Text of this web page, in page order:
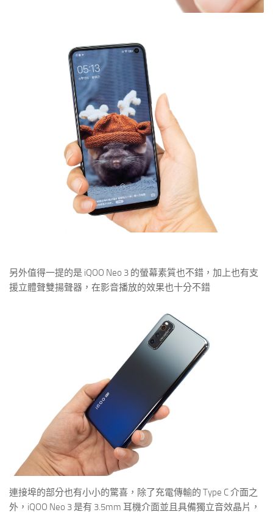
另外值得一提的是 iQOO Neo 3 的螢幕素質也不錯，加上也有支
援立體聲雙揚聲器，在影音播放的效果也十分不錯
連接埠的部分也有小小的驚喜，除了充電傳輸的 Type C 介面之
外，iQOO Neo 3 是有 3.5mm 耳機介面並且具備獨立音效晶片，